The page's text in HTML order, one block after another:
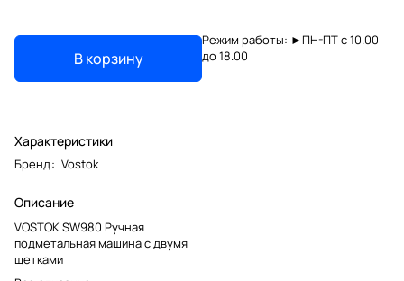
В корзину
Характеристики
Бренд: Vostok
Описание
VOSTOK SW980 Ручная
подметальная машина с двумя
щетками
Режим работы: ►ПН-ПТ с 10.00
до 18.00